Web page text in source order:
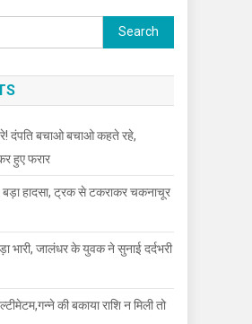
Search for:
दंपति बचाओ बचाओ कहते रहे,
हुए फरार
हादसा, ट्रक से टकराकर चकनाचूर
भारी, जालंधर के युवक ने सुनाई दर्दभरी
की बकाया राशि न मिली तो